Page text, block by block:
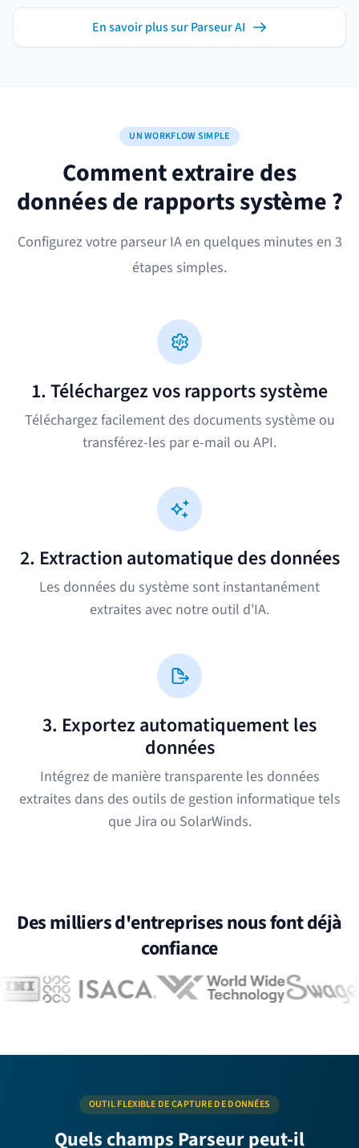
En savoir plus sur Parseur AI
UN WORKFLOW SIMPLE
Comment extraire des
données de rapports système ?
Configurez votre parseur IA en quelques minutes en 3
étapes simples.
1. Téléchargez vos rapports système
Téléchargez facilement des documents système ou
transférez-les par e-mail ou API.
2. Extraction automatique des données
Les données du système sont instantanément
extraites avec notre outil d'IA.
3. Exportez automatiquement les
données
Intégrez de manière transparente les données
extraites dans des outils de gestion informatique tels
que Jira ou SolarWinds.
Des milliers d'entreprises nous font déjà
confiance
OUTIL FLEXIBLE DE CAPTURE DE DONNÉES
Quels champs Parseur peut-il